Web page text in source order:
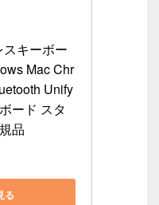
キーボー
Mac Chr
Unify
ード スタ
品
る